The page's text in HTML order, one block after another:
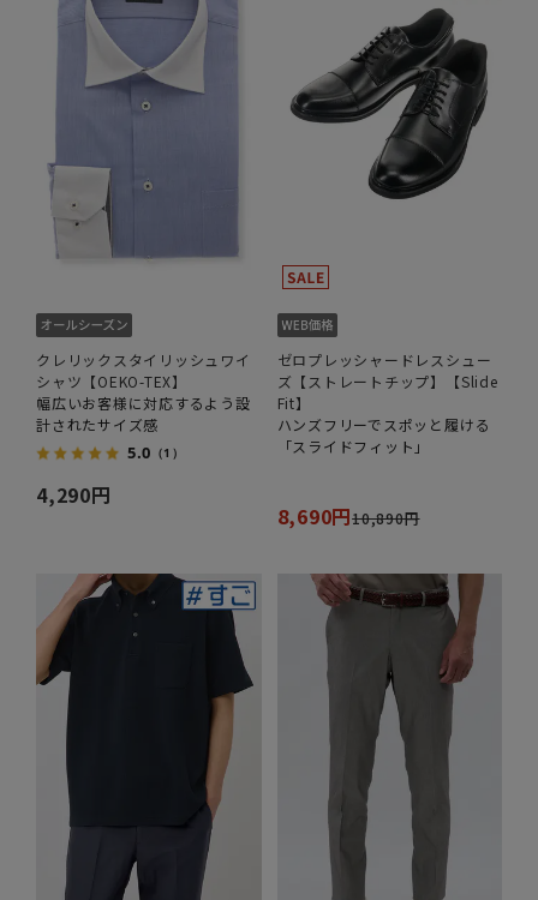
クレリックスタイリッシュワイ
シャツ【OEKO-TEX】
幅広いお客様に対応するよう設
計されたサイズ感
5.0 （1）
4,290円
ゼロプレッシャードレスシュー
ズ【ストレートチップ】【Slide
Fit】
ハンズフリーでスポッと履ける
「スライドフィット」
8,690円10,890円